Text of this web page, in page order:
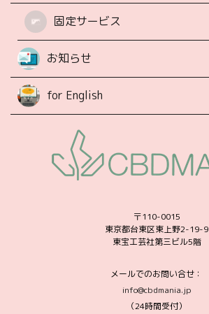
固定サービス
お知らせ
for English
〒110-0015
東京都台東区東上野2-19-9
東宝工芸社第三ビル5階
メールでのお問い合せ：
info@cbdmania.jp
（24時間受付）